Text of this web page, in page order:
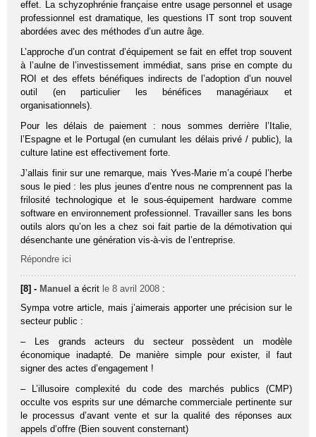
effet. La schyzophrénie française entre usage personnel et usage
professionnel est dramatique, les questions IT sont trop souvent
abordées avec des méthodes d’un autre âge.
L’approche d’un contrat d’équipement se fait en effet trop souvent
à l’aulne de l’investissement immédiat, sans prise en compte du
ROI et des effets bénéfiques indirects de l’adoption d’un nouvel
outil (en particulier les bénéfices managériaux et
organisationnels).
Pour les délais de paiement : nous sommes derrière l’Italie,
l’Espagne et le Portugal (en cumulant les délais privé / public), la
culture latine est effectivement forte.
J’allais finir sur une remarque, mais Yves-Marie m’a coupé l’herbe
sous le pied : les plus jeunes d’entre nous ne comprennent pas la
frilosité technologique et le sous-équipement hardware comme
software en environnement professionnel. Travailler sans les bons
outils alors qu’on les a chez soi fait partie de la démotivation qui
désenchante une génération vis-à-vis de l’entreprise.
Répondre ici
[8] - Manuel a écrit le 8 avril 2008 :
Sympa votre article, mais j’aimerais apporter une précision sur le
secteur public :
– Les grands acteurs du secteur possèdent un modèle
économique inadapté. De manière simple pour exister, il faut
signer des actes d’engagement !
– L’illusoire complexité du code des marchés publics (CMP)
occulte vos esprits sur une démarche commerciale pertinente sur
le processus d’avant vente et sur la qualité des réponses aux
appels d’offre (Bien souvent consternant)